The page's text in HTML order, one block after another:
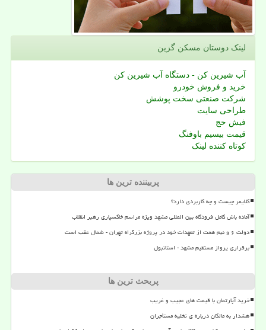
لینک دوستان مسكن گزین
آب شیرین کن - دستگاه آب شیرین کن
خرید و فروش خودرو
شرکت صنعتی سخت پوشش
طراحی سایت
فیش حج
قیمت بیسیم باوفنگ
کوتاه کننده لینک
پربیننده ترین ها
کلایمر چیست و چه کاربردی دارد؟
آماده باش کامل فرودگاه بین المللی مشهد ویژه مراسم خاکسپاری رهبر انقلاب
دولت ۶ و نیم همت از تعهدات خود در پروژه بزرگراه تهران - شمال عقب است
برقراری پرواز مستقیم مشهد - استانبول
پربحث ترین ها
خرید آپارتمان با قیمت های عجیب و غریب
هشدار به مالکان درباره ی تخلیه مستأجران